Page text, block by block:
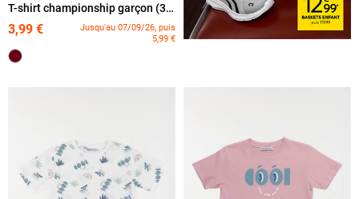
T-shirt championship garçon (3-
3,99 €
Jusqu'au 07/09/26, puis
5,99 €